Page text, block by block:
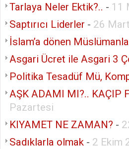
Tarlaya Neler Ektik?.. - 11
Saptırıcı Liderler - 26
İslam’a dönen
Asgari Ücret ile Asgari 3
Politika Tesadüf Mü,
AŞK ADAMI MI?.. KAÇIP
Pazartesi
KIYAMET NE ZAMAN? -
Sadıklarla olmak - 2 Ekim